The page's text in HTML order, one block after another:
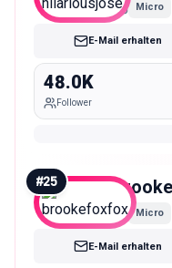
Micro
E-Mail erhalten
48.0K
Follower
#25
Micro
E-Mail erhalten